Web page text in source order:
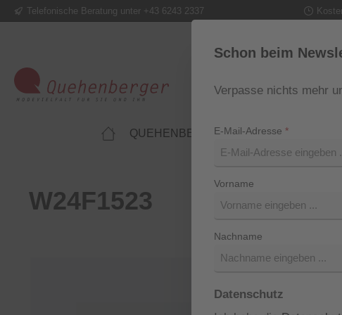
Hauptinhalt springen
Zur Suche springen
Zur Hauptnavigation springen
Telefonische Beratung unter +43 6243 2337
QUEHENBERGER LIFESTYLE
W24F1523
Schon beim
Verpasse nichts mehr
E-Mail-Adresse *
Vorname
Nachname
Datenschutz